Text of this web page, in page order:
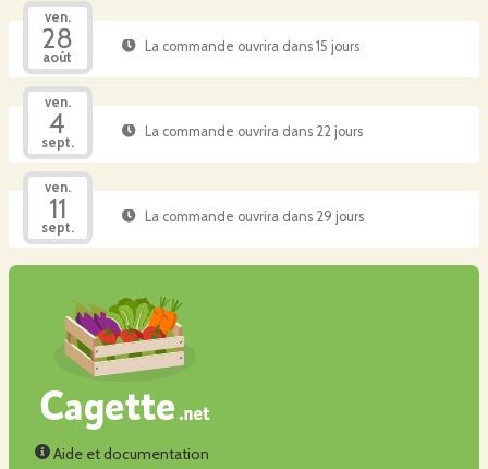
ven.
28
août
La commande ouvrira dans 15 jours
ven.
4
sept.
La commande ouvrira dans 22 jours
ven.
11
sept.
La commande ouvrira dans 29 jours
Aide et documentation